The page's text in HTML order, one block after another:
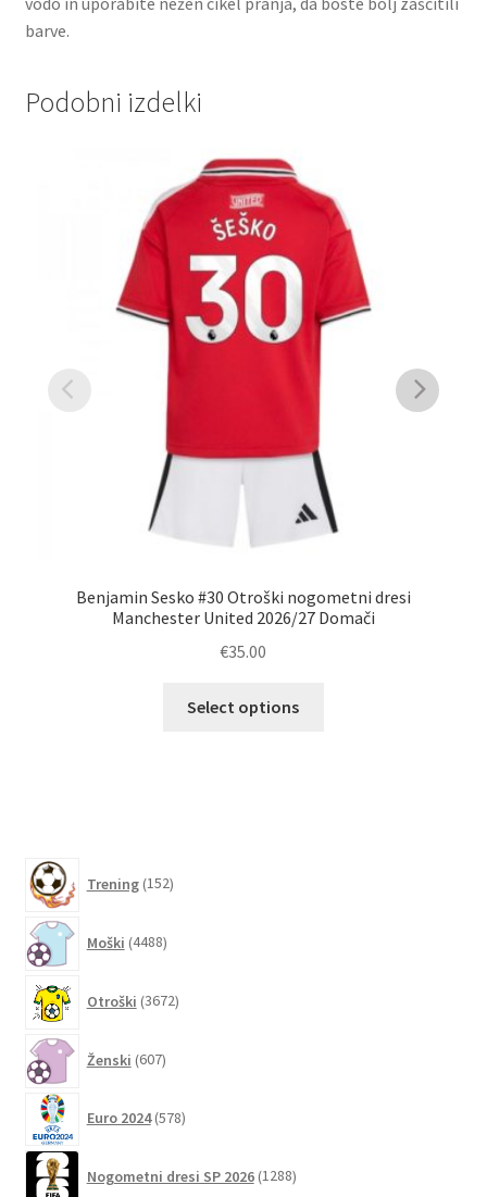
barve.
Podobni izdelki
Benjamin Sesko #30 Otroški nogometni dresi
Manchester United 2026/27 Domači
€35.00
Select options
Trening 152izdelkov
Moški 4488izdelkov
Otroški 3672izdelkov
Ženski 607izdelkov
Euro 2024 578izdelkov
Nogometni dresi SP 2026 1288izdelkov